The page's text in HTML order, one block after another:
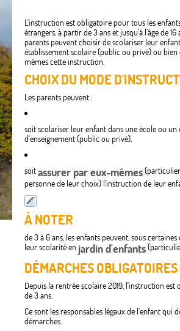
L'instruction est obligatoire pour tous les
étrangers, à partir de 3 ans et jusqu'à l’âge de 16
parents peuvent choisir de scolariser leur
établissement scolaire (public ou privé) ou bien
mêmes cette instruction.
CHOIX DU MODE
Les parents peuvent :
soit scolariser leur enfant dans une école ou un
d'enseignement (public ou privé),
soitassurer par eux-mêmes
personne de leur choix) l'instruction de leur
À NOTER
de 3 à 6 ans, les enfants peuvent, sous
leur scolarité en jardin d'enfants
DÉMARCHES OBLIGATOIRES
Depuis la rentrée scolaire 2019, l'instruction est
de 3 ans.
Ce sont les responsables légaux de l'enfant qui
démarches.